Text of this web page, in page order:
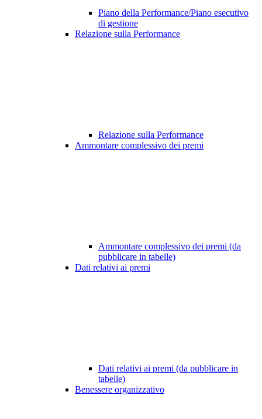
Piano della Performance/Piano esecutivo
di gestione
Relazione sulla Performance
Relazione sulla Performance
Ammontare complessivo dei premi
Ammontare complessivo dei premi (da
pubblicare in tabelle)
Dati relativi ai premi
Dati relativi ai premi (da pubblicare in
tabelle)
Benessere organizzativo